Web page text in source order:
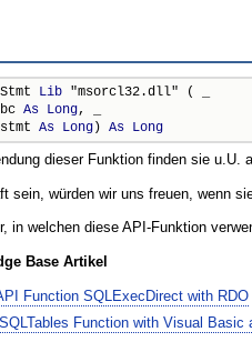
Lib "msorcl32.dll" ( _
As Long, _
As Long) As Long
dieser Funktion finden sie u.U.
sein, würden wir uns freuen, wenn
in welchen diese API-Funktion
Base Artikel
Function SQLExecDirect with RDO
Function with Visual Basic